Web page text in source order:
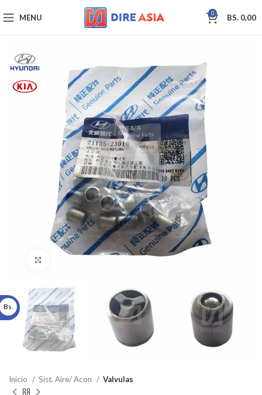
MENU 0 BS. 0,00
Inicio Sist. Aire/ Acon Valvulas
Bs.